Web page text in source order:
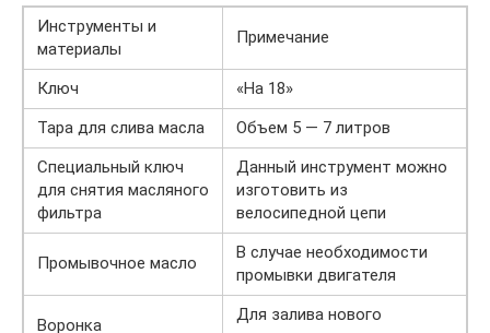
Инструменты и
материалы
Примечание
Ключ
«На 18»
Тара для слива масла
Объем 5 — 7 литров
Специальный ключ
для снятия масляного
фильтра
Данный инструмент можно
изготовить из
велосипедной цепи
Промывочное масло
В случае необходимости
промывки двигателя
Воронка
Для залива нового